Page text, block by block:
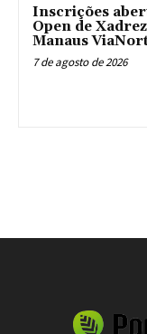
Inscrições
Open de
Manaus
7 de agosto de 2026